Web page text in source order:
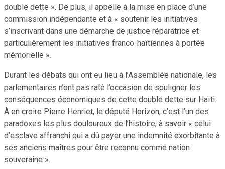
double dette ». De plus, il appelle à la mise en place d’une
commission indépendante et à « soutenir les initiatives
s’inscrivant dans une démarche de justice réparatrice et
particulièrement les initiatives franco-haïtiennes à portée
mémorielle ».
Durant les débats qui ont eu lieu à l’Assemblée nationale, les
parlementaires n’ont pas raté l’occasion de souligner les
conséquences économiques de cette double dette sur Haïti.
À en croire Pierre Henriet, le député Horizon, c’est l’un des
paradoxes les plus douloureux de l’histoire, à savoir « celui
d’esclave affranchi qui a dû payer une indemnité exorbitante à
ses anciens maîtres pour être reconnu comme nation
souveraine ».